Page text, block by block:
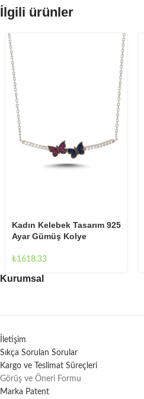
İlgili ürünler
Kadın Kelebek Tasarım 925
Ayar Gümüş Kolye
₺1618.33
Kurumsal
İletişim
Sıkça Sorulan Sorular
Kargo ve Teslimat Süreçleri
Görüş ve Öneri Formu
Marka Patent